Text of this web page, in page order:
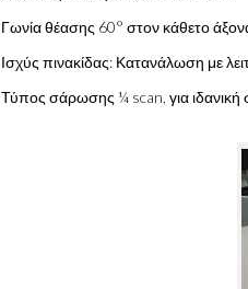
Γωνία θέασης 60° στον κάθετο
Ισχύς πινακίδας: Κατανάλωση με
Τύπος σάρωσης ¼ scan, για ιδανική